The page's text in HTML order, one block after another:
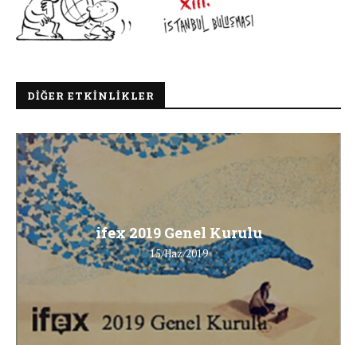
DIĞER ETKINLIKLER
ifex 2019 Genel Kurulu
15/Haz/2019